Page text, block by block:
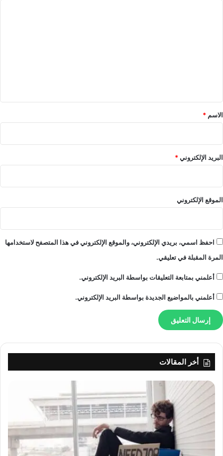
*
الاسم *
البريد الإلكتروني*
الموقع الإلكتروني
احفظ اسمي، بريدي الإلكتروني، والموقع الإلكتروني في هذا المتصفح لاستخدامها
المرة المقبلة في تعليقي.
أعلمني بمتابعة التعليقات بواسطة البريد الإلكتروني.
أعلمني بالمواضيع الجديدة بواسطة البريد الإلكتروني.
أخر المقالات